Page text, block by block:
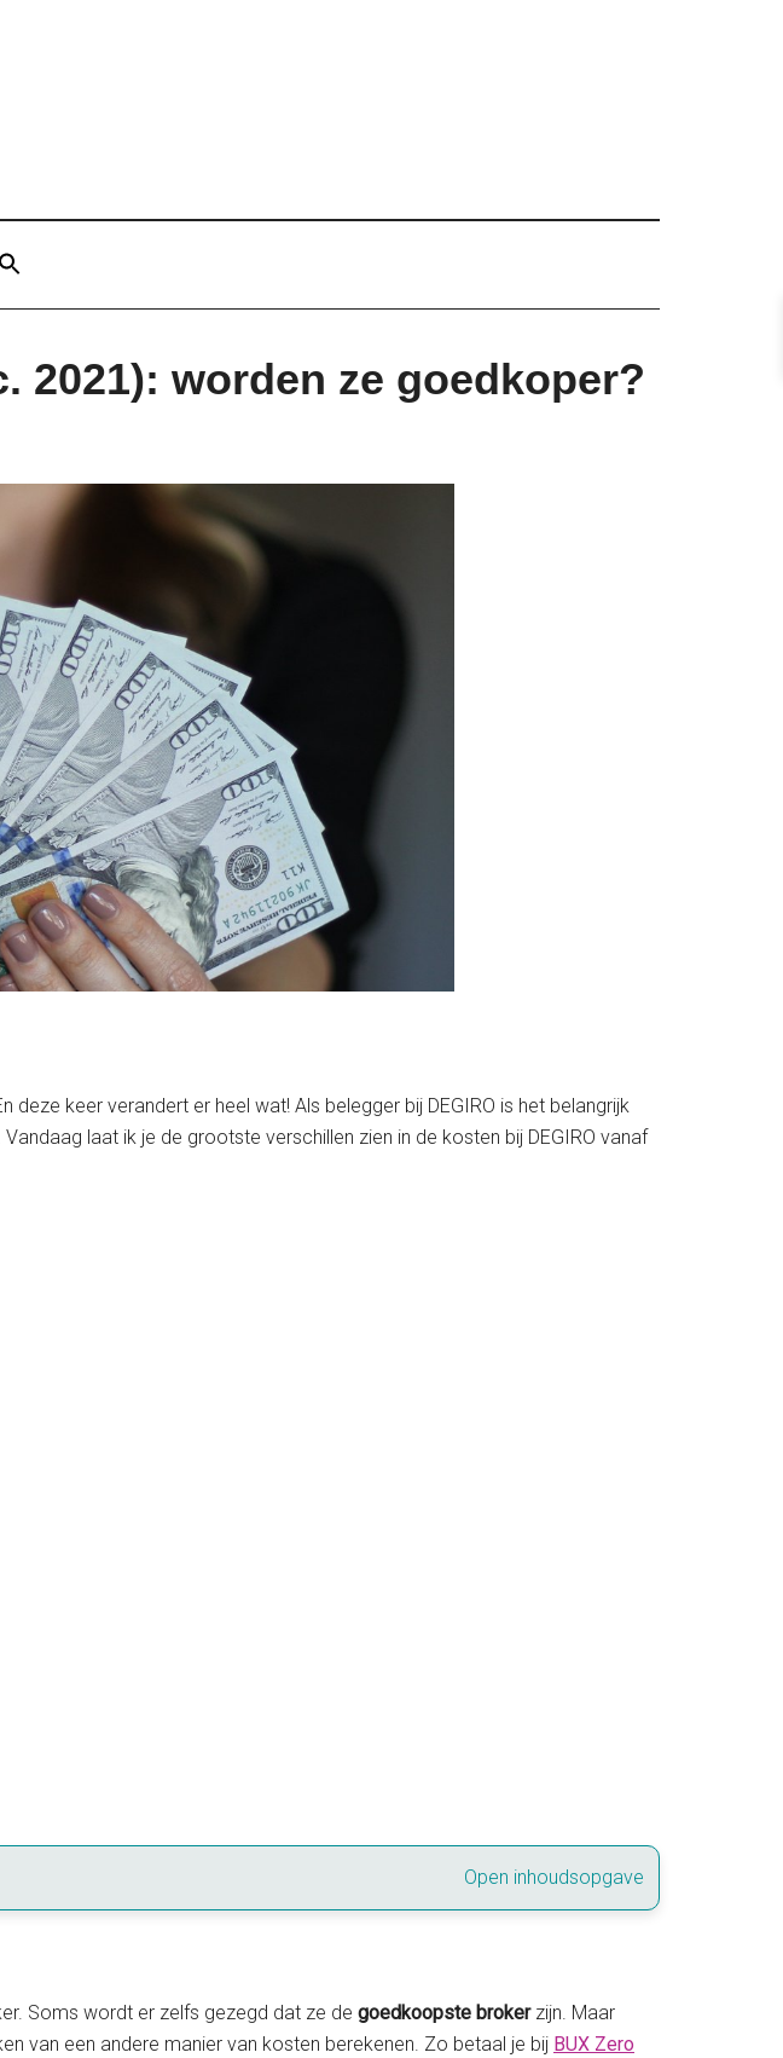
2021): worden ze goedkoper?
keer verandert er heel wat! Als belegger bij DEGIRO is het belangrijk
laat ik je de grootste verschillen zien in de kosten bij DEGIRO vanaf
Open inhoudsopgave
Soms wordt er zelfs gezegd dat ze de goedkoopste brokerzijn. Maar
van een andere manier van kosten berekenen. Zo betaal je bij BUX Zero